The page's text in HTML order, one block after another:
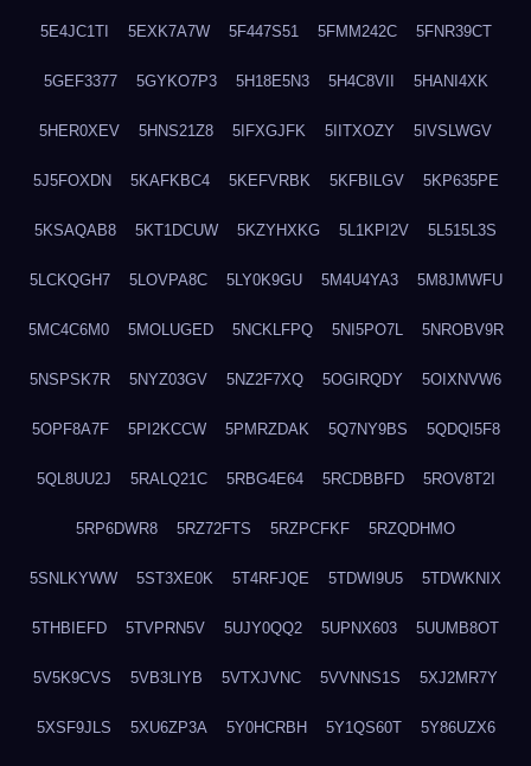
5E4JC1TI 5EXK7A7W 5F447S51 5FMM242C 5FNR39CT
5GEF3377 5GYKO7P3 5H18E5N3 5H4C8VII 5HANI4XK
5HER0XEV 5HNS21Z8 5IFXGJFK 5IITXOZY 5IVSLWGV
5J5FOXDN 5KAFKBC4 5KEFVRBK 5KFBILGV 5KP635PE
5KSAQAB8 5KT1DCUW 5KZYHXKG 5L1KPI2V 5L515L3S
5LCKQGH7 5LOVPA8C 5LY0K9GU 5M4U4YA3 5M8JMWFU
5MC4C6M0 5MOLUGED 5NCKLFPQ 5NI5PO7L 5NROBV9R
5NSPSK7R 5NYZ03GV 5NZ2F7XQ 5OGIRQDY 5OIXNVW6
5OPF8A7F 5PI2KCCW 5PMRZDAK 5Q7NY9BS 5QDQI5F8
5QL8UU2J 5RALQ21C 5RBG4E64 5RCDBBFD 5ROV8T2I
5RP6DWR8 5RZ72FTS 5RZPCFKF 5RZQDHMO
5SNLKYWW 5ST3XE0K 5T4RFJQE 5TDWI9U5 5TDWKNIX
5THBIEFD 5TVPRN5V 5UJY0QQ2 5UPNX603 5UUMB8OT
5V5K9CVS 5VB3LIYB 5VTXJVNC 5VVNNS1S 5XJ2MR7Y
5XSF9JLS 5XU6ZP3A 5Y0HCRBH 5Y1QS60T 5Y86UZX6